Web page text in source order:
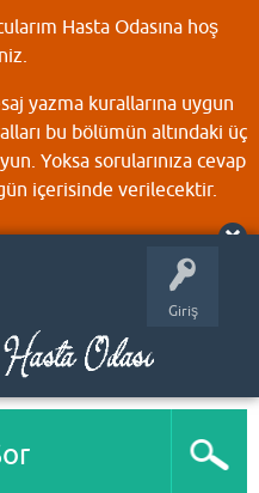
Hasta Odasına hoş
yazma kurallarına uygun
bu bölümün altındaki üç
Yoksa sorularınıza cevap
içerisinde verilecektir.
Giriş